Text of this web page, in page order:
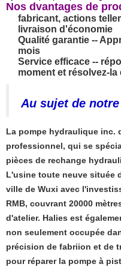
Nos dvantages de
fabricant, actions
livraison d'économie
Qualité garantie --
mois
Service efficace --
moment et résolvez-la
Au sujet de
La pompe hydraulique inc.
professionnel, qui se
pièces de rechange
L'usine toute neuve située
ville de Wuxi avec
RMB, couvrant 20000
d'atelier. Halies est
non seulement occupée
précision de fabriion et de
pour réparer la pompe à